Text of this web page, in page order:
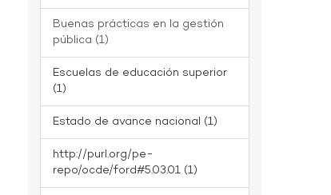
Buenas prácticas en la gestión
pública (1)
Escuelas de educación superior
(1)
Estado de avance nacional (1)
http://purl.org/pe-
repo/ocde/ford#5.03.01 (1)